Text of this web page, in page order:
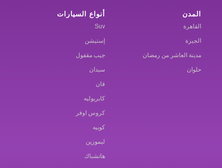
المدن
القاهرة
الجيزة
مدينة العاشر من رمضان
حلوان
أنواع السيارات
Suv
إستيشن
جيب مقفول
سيدان
فان
كابريوليه
كروس اوفر
كوبيه
ليموزين
هاتشباك